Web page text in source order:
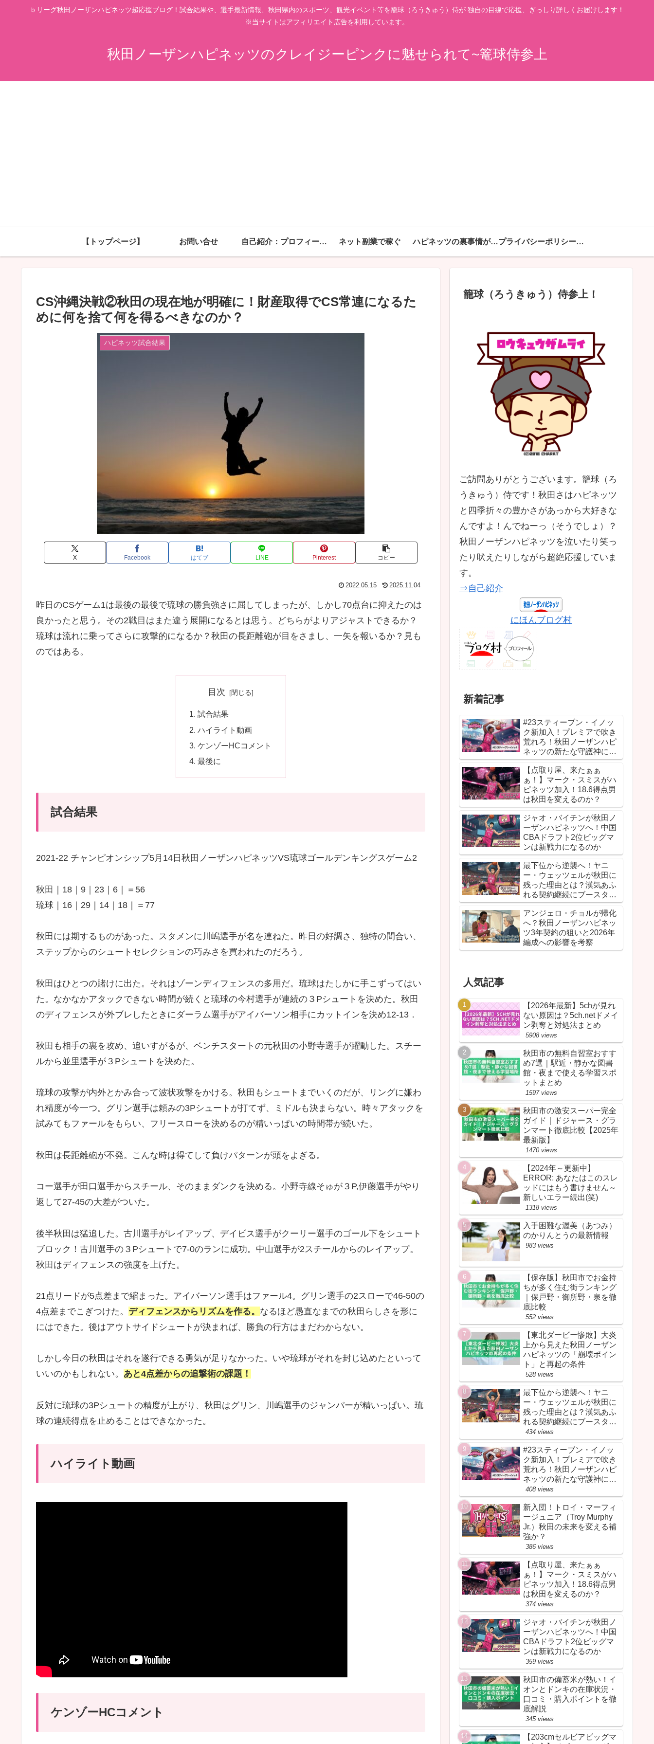
ｂリーグ秋田ノーザンハピネッツ超応援ブログ！試合結果や、選手最新情報、秋田県内のスポーツ、観光イベント等を籠球（ろうきゅう）侍が 独自の目線で応援、ぎっしり詳しくお届けします！
※当サイトはアフィリエイト広告を利用しています。
秋田ノーザンハピネッツのクレイジーピンクに魅せられて~篭球侍参上
【トップページ】 お問い合せ 自己紹介：プロフィール！ ネット副業で稼ぐ ハピネッツの裏事情が満載 プライバシーポリシー・免責事項
CS沖縄決戦②秋田の現在地が明確に！財産取得でCS常連になるた
めに何を捨て何を得るべきなのか？
ハピネッツ試合結果
X Facebook はてブ LINE Pinterest コピー
2022.05.15 2025.11.04
昨日のCSゲーム1は最後の最後で琉球の勝負強さに屈してしまったが、しかし70点台に抑えたのは
良かったと思う。その2戦目はまた違う展開になるとは思う。どちらがよりアジャストできるか？
琉球は流れに乗ってさらに攻撃的になるか？秋田の長距離砲が目をさまし、一矢を報いるか？見も
のではある。
目次
試合結果
ハイライト動画
ケンゾーHCコメント
最後に
試合結果
2021-22 チャンピオンシップ5月14日秋田ノーザンハピネッツVS琉球ゴールデンキングスゲーム2
秋田｜18｜9｜23｜6｜＝56
琉球｜16｜29｜14｜18｜＝77
秋田には期するものがあった。スタメンに川嶋選手が名を連ねた。昨日の好調さ、独特の間合い、
ステップからのシュートセレクションの巧みさを買われたのだろう。
秋田はひとつの賭けに出た。それはゾーンディフェンスの多用だ。琉球はたしかに手こずってはい
た。なかなかアタックできない時間が続くと琉球の今村選手が連続の３Pシュートを決めた。秋田
のディフェンスが外ブレしたときにダーラム選手がアイバーソン相手にカットインを決め12-13．
秋田も相手の裏を攻め、追いすがるが、ベンチスタートの元秋田の小野寺選手が躍動した。スチー
ルから並里選手が３Pシュートを決めた。
琉球の攻撃が内外とかみ合って波状攻撃をかける。秋田もシュートまでいくのだが、リングに嫌わ
れ精度が今一つ。グリン選手は頼みの3Pシュートが打てず、ミドルも決まらない。時々アタックを
試みてもファールをもらい、フリースローを決めるのが精いっぱいの時間帯が続いた。
秋田は長距離砲が不発。こんな時は得てして負けパターンが頭をよぎる。
コー選手が田口選手からスチール、そのままダンクを決める。小野寺線そゅが３P,伊藤選手がやり
返して27-45の大差がついた。
後半秋田は猛追した。古川選手がレイアップ、デイビス選手がクーリー選手のゴール下をシュート
ブロック！古川選手の３Pシュートで7-0のランに成功。中山選手が2スチールからのレイアップ。
秋田はディフェンスの強度を上げた。
21点リードが5点差まで縮まった。アイバーソン選手はファール4。グリン選手の2スローで46-50の
4点差までこぎつけた。 ディフェンスからリズムを作る。 なるほど愚直なまでの秋田らしさを形に
にはできた。後はアウトサイドシュートが決まれば、勝負の行方はまだわからない。
しかし今日の秋田はそれを遂行できる勇気が足りなかった。いや琉球がそれを封じ込めたといって
いいのかもしれない。 あと4点差からの追撃術の課題！
反対に琉球の3Pシュートの精度が上がり、秋田はグリン、川嶋選手のジャンパーが精いっぱい。琉
球の連続得点を止めることはできなかった。
ハイライト動画
ケンゾーHCコメント
籠球（ろうきゅう）侍参上！
ご訪問ありがとうございます。籠球（ろ
うきゅう）侍です！秋田さはハピネッツ
と四季折々の豊かさがあっから大好きな
んですよ！んでねーっ（そうでしょ）？
秋田ノーザンハピネッツを泣いたり笑っ
たり吠えたりしながら超絶応援していま
す。
⇒自己紹介
にほんブログ村
新着記事
#23スティーブン・イノッ
ク新加入！プレミアで吹き
荒れろ！秋田ノーザンハピ
ネッツの新たな守護神にな
るか
【点取り屋、来たぁぁ
ぁ！】マーク・スミスがハ
ピネッツ加入！18.6得点男
は秋田を変えるのか？
ジャオ・バイチンが秋田ノ
ーザンハピネッツへ！中国
CBAドラフト2位ビッグマ
ンは新戦力になるのか
最下位から逆襲へ！ヤニ
ー・ウェッツェルが秋田に
残った理由とは？漢気あふ
れる契約継続にブースター
が胸を熱くしたワケ
アンジェロ・チョルが帰化
へ？秋田ノーザンハピネッ
ツ3年契約の狙いと2026年
編成への影響を考察
人気記事
【2026年最新】5chが見れ
ない原因は？5ch.netドメイ
ン剥奪と対処法まとめ
5908 views
秋田市の無料自習室おすす
め7選｜駅近・静かな図書
館・夜まで使える学習スポ
ットまとめ
1597 views
秋田市の激安スーパー完全
ガイド｜ドジャース・グラ
ンマート徹底比較【2025年
最新版】
1470 views
【2024年～更新中】
ERROR: あなたはこのスレ
ッドにはもう書けません～
新しいエラー続出(笑)
1318 views
入手困難な渥美（あつみ）
のかりんとうの最新情報
983 views
【保存版】秋田市でお金持
ちが多く住む街ランキング
｜保戸野・御所野・泉を徹
底比較
552 views
【東北ダービー惨敗】大炎
上から見えた秋田ノーザン
ハピネッツの「崩壊ポイン
ト」と再起の条件
528 views
最下位から逆襲へ！ヤニ
ー・ウェッツェルが秋田に
残った理由とは？漢気あふ
れる契約継続にブースター
が胸を熱くしたワケ
434 views
#23スティーブン・イノッ
ク新加入！プレミアで吹き
荒れろ！秋田ノーザンハピ
ネッツの新たな守護神にな
るか
408 views
新入団！トロイ・マーフィ
ージュニア（Troy Murphy
Jr.）秋田の未来を変える補
強か？
386 views
【点取り屋、来たぁぁ
ぁ！】マーク・スミスがハ
ピネッツ加入！18.6得点男
は秋田を変えるのか？
374 views
ジャオ・バイチンが秋田ノ
ーザンハピネッツへ！中国
CBAドラフト2位ビッグマ
ンは新戦力になるのか
359 views
秋田市の備蓄米が熱い！イ
オンとドンキの在庫状況・
口コミ・購入ポイントを徹
底解説
345 views
【203cmセルビアビッグマ